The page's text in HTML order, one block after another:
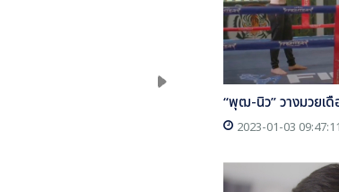
“พุฒ-นิว” วางมวยเ
2023-01-03 09:47:11